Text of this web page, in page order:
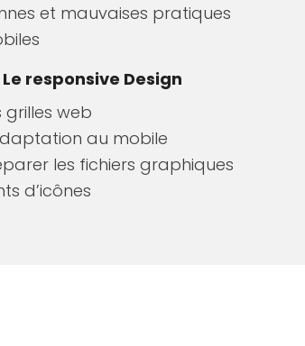
et mauvaises pratiques
Le responsive Design
grilles web
au mobile
les fichiers graphiques
d’icônes